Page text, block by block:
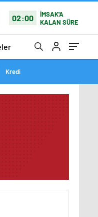
02:00
İMSAK'A
KALAN SÜRE
Kredi